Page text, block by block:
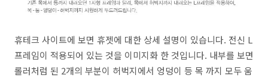
휴테크 사이트에 보면 휴젯에 대한 상세 설명이 있습니다. 전신 L
프레임이 적용되어 있는 것을 이미지화 한 것입니다. 내부를 보면
롤러처럼 된 2개의 부분이 허벅지에서 엉덩이 등 목 까지 모두 움